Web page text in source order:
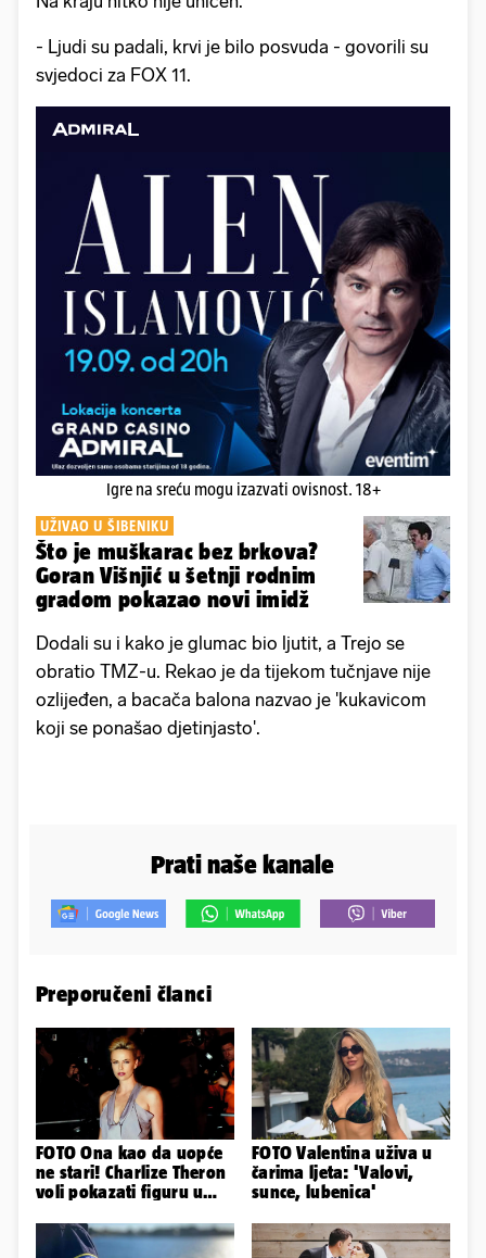
- Ljudi su padali, krvi je bilo posvuda - govorili su
svjedoci za FOX 11.
Igre na sreću mogu izazvati ovisnost. 18+
UŽIVAO U ŠIBENIKU
Što je muškarac bez brkova?
Goran Višnjić u šetnji rodnim
gradom pokazao novi imidž
Dodali su i kako je glumac bio ljutit, a Trejo se
obratio TMZ-u. Rekao je da tijekom tučnjave nije
ozlijeđen, a bacača balona nazvao je 'kukavicom
koji se ponašao djetinjasto'.
Prati naše kanale
Preporučeni članci
FOTO Ona kao da uopće
ne stari! Charlize Theron
voli pokazati figuru u
FOTO Valentina uživa u
čarima ljeta: 'Valovi,
sunce, lubenica'